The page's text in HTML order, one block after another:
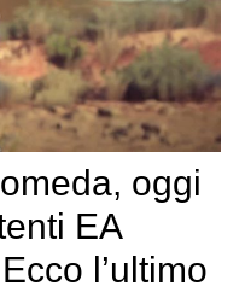
oggi
EA
l’ultimo